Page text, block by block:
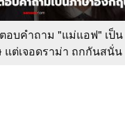
อบคำถาม "แม่แอฟ" เป็น
แต่เจอดราม่า ถกกันสนั่น